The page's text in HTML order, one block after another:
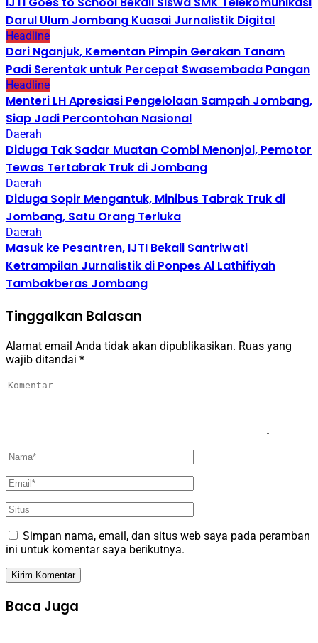
Darul Ulum Jombang Kuasai Jurnalistik Digital
Headline
Dari Nganjuk, Kementan Pimpin Gerakan Tanam
Padi Serentak untuk Percepat Swasembada Pangan
Headline
Menteri LH Apresiasi Pengelolaan Sampah Jombang,
Siap Jadi Percontohan Nasional
Daerah
Diduga Tak Sadar Muatan Combi Menonjol, Pemotor
Tewas Tertabrak Truk di Jombang
Daerah
Diduga Sopir Mengantuk, Minibus Tabrak Truk di
Jombang, Satu Orang Terluka
Daerah
Masuk ke Pesantren, IJTI Bekali Santriwati
Ketrampilan Jurnalistik di Ponpes Al Lathifiyah
Tambakberas Jombang
Tinggalkan Balasan
Alamat email Anda tidak akan dipublikasikan. Ruas yang
wajib ditandai *
Simpan nama, email, dan situs web saya pada peramban
ini untuk komentar saya berikutnya.
Baca Juga